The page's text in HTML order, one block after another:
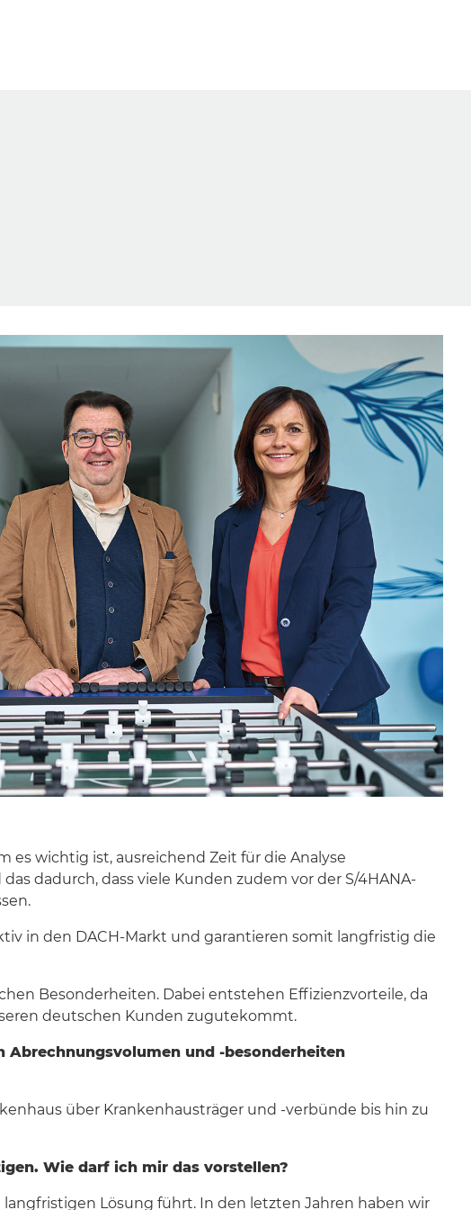
es wichtig ist, ausreichend Zeit für die Analyse
dadurch, dass viele Kunden zudem vor der S/4HANA-
in den DACH-Markt und garantieren somit langfristig die
Besonderheiten. Dabei entstehen Effizienzvorteile, da
deutschen Kunden zugutekommt.
Abrechnungsvolumen und -besonderheiten
über Krankenhausträger und -verbünde bis hin zu
Wie darf ich mir das vorstellen?
Lösung führt. In den letzten Jahren haben wir